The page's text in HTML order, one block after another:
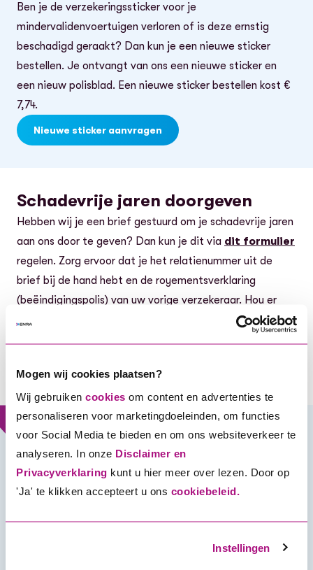
Mogen wij cookies plaatsen?
Wij gebruiken cookies om content en advertenties te
personaliseren voor marketingdoeleinden, om functies
voor Social Media te bieden en om ons websiteverkeer te
analyseren. In onze Disclaimer en
Privacyverklaring kunt u hier meer over lezen. Door op
'Ja' te klikken accepteert u ons cookiebeleid.
Instellingen
Ben je de verzekeringssticker voor je
mindervalidenvoertuigen verloren of is deze ernstig
beschadigd geraakt? Dan kun je een nieuwe sticker
bestellen. Je ontvangt van ons een nieuwe sticker en
een nieuw polisblad. Een nieuwe sticker bestellen kost €
7,74.
Nieuwe sticker aanvragen
Schadevrije jaren doorgeven
Hebben wij je een brief gestuurd om je schadevrije jaren
aan ons door te geven? Dan kun je dit via dit formulier
regelen. Zorg ervoor dat je het relatienummer uit de
brief bij de hand hebt en de royementsverklaring
(beëindigingspolis) van uw vorige verzekeraar. Hou er
rekening mee dat deze niet ouder mag zijn dan 3 jaar.
Schadevrije jaren doorgeven